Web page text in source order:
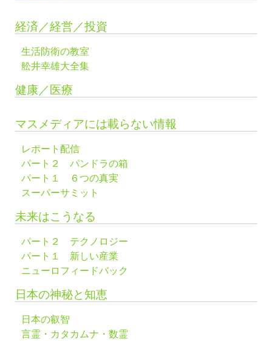
経済／経営／投資
生活防衛の教室
舩井幸雄大全集
健康／医療
マスメディアには載らない情報
レポート配信
パート２ パンドラの箱
パート１ ６つの真実
スーパーサミット
未来はこうなる
パート２ テクノロジー
パート１ 新しい産業
ニューロフィードバック
日本の神秘と知恵
日本の叡智
言霊・カタカムナ・数霊